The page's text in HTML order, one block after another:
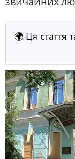
🌍 Ця стаття